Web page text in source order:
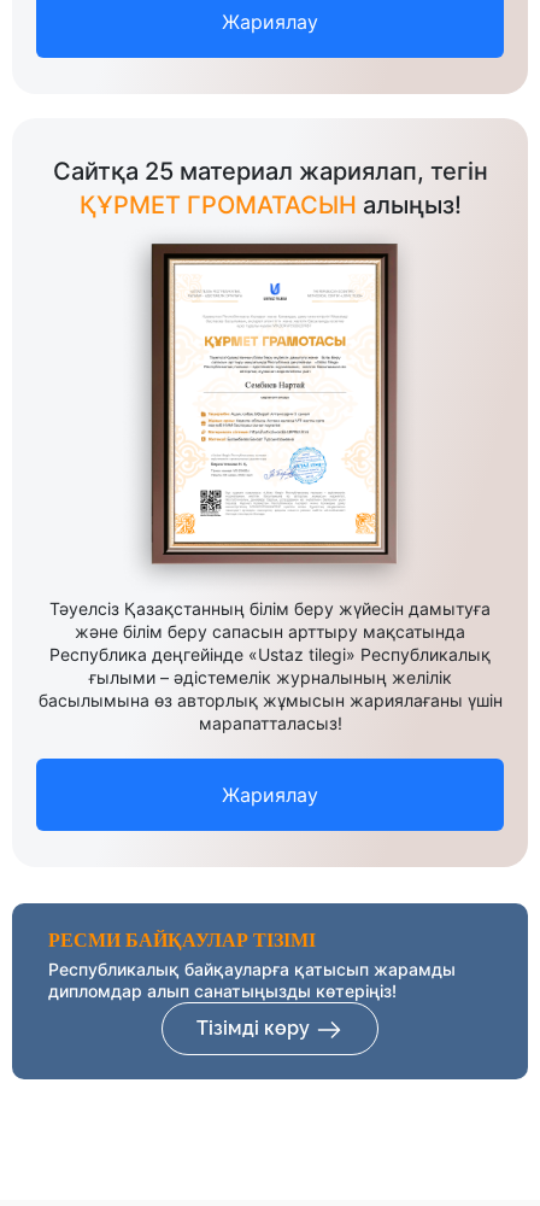
Жариялау
Сайтқа 25 материал жариялап, тегін
ҚҰРМЕТ ГРОМАТАСЫН алыңыз!
Тәуелсіз Қазақстанның білім беру жүйесін дамытуға
және білім беру сапасын арттыру мақсатында
Республика деңгейінде «Ustaz tilegi» Республикалық
ғылыми – әдістемелік журналының желілік
басылымына өз авторлық жұмысын жариялағаны үшін
марапатталасыз!
Жариялау
РЕСМИ БАЙҚАУЛАР ТІЗІМІ
Республикалық байқауларға қатысып жарамды
дипломдар алып санатыңызды көтеріңіз!
Тізімді көру